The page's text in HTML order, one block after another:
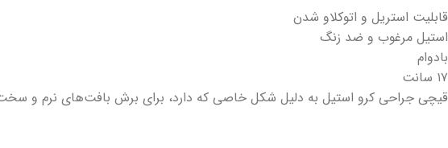
قابلیت استریل و اتوکلاو شدن
استیل مرغوب و ضد زنگ
بادوام
۱۷ سانت
قیچی جراحی کرو استیل به دلیل شکل خاصی که دارد، برای برش بافت‌های نرم و